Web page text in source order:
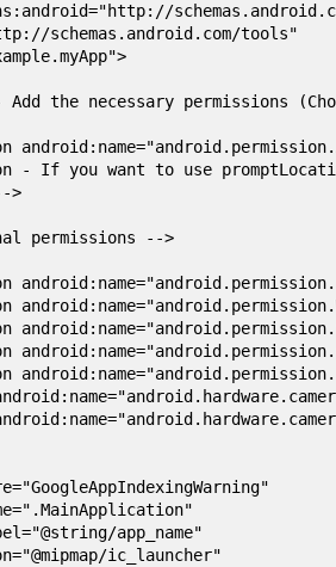
schemas.android.com/tools"
the necessary permissions
- If you want to use
>
permissions -->
app_name"
ic_launcher"